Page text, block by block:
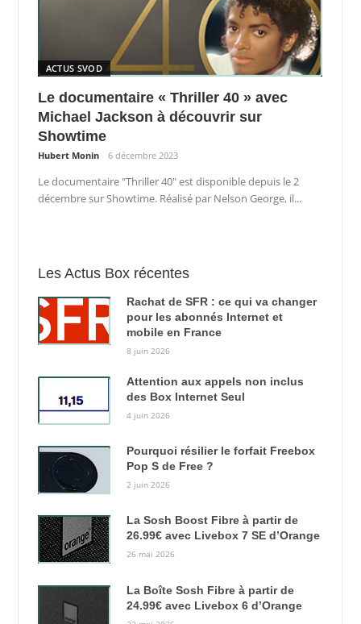
ACTUS SVOD
Le documentaire « Thriller 40 » avec
Michael Jackson à découvrir sur
Showtime
Hubert Monin 6 décembre 2023
Le documentaire "Thriller 40" est disponible depuis le 2
décembre sur Showtime. Réalisé par Nelson George, il...
Les Actus Box récentes
Rachat de SFR : ce qui va changer
pour les abonnés Internet et
mobile en France
8 juin 2026
Attention aux appels non inclus
des Box Internet Seul
4 juin 2026
Pourquoi résilier le forfait Freebox
Pop S de Free ?
2 juin 2026
La Sosh Boost Fibre à partir de
26.99€ avec Livebox 7 SE d’Orange
26 mai 2026
La Boîte Sosh Fibre à partir de
24.99€ avec Livebox 6 d’Orange